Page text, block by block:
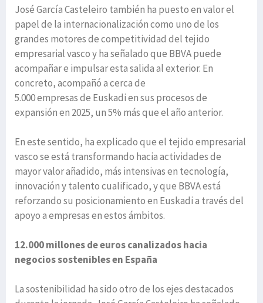
José García Casteleiro también ha puesto en valor el
papel de la internacionalización como uno de los
grandes motores de competitividad del tejido
empresarial vasco y ha señalado que BBVA puede
acompañar e impulsar esta salida al exterior. En
concreto, acompañó a cerca de
5.000 empresas de Euskadi en sus procesos de
expansión en 2025, un 5% más que el año anterior.
En este sentido, ha explicado que el tejido empresarial
vasco se está transformando hacia actividades de
mayor valor añadido, más intensivas en tecnología,
innovación y talento cualificado, y que BBVA está
reforzando su posicionamiento en Euskadi a través del
apoyo a empresas en estos ámbitos.
12.000 millones de euros canalizados hacia
negocios sostenibles en España
La sostenibilidad ha sido otro de los ejes destacados